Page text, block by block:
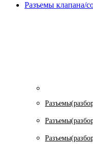
Разъемы клапана/